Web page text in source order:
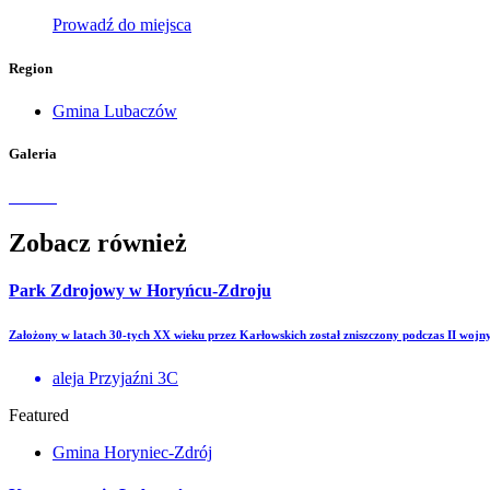
Prowadź do miejsca
Region
Gmina Lubaczów
Galeria
Zobacz również
Park Zdrojowy w Horyńcu-Zdroju
Założony w latach 30-tych XX wieku przez Karłowskich został zniszczony podczas II
aleja Przyjaźni 3C
Featured
Gmina Horyniec-Zdrój